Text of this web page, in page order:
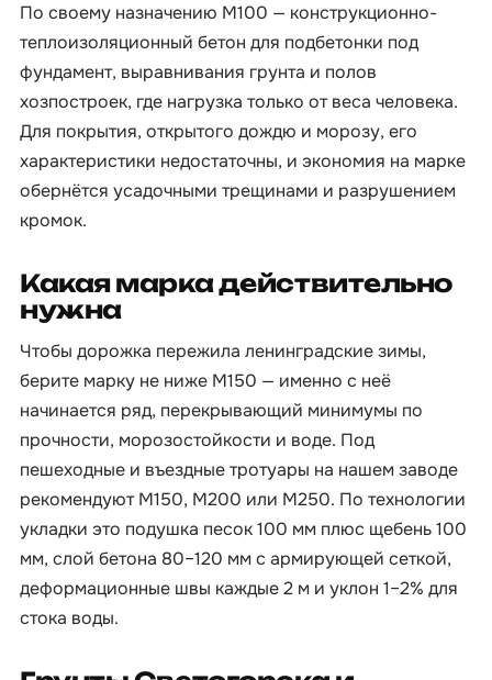
По своему назначению М100 — конструкционно-
теплоизоляционный бетон для подбетонки под
фундамент, выравнивания грунта и полов
хозпостроек, где нагрузка только от веса человека.
Для покрытия, открытого дождю и морозу, его
характеристики недостаточны, и экономия на марке
обернётся усадочными трещинами и разрушением
кромок.
Какая марка действительно
нужна
Чтобы дорожка пережила ленинградские зимы,
берите марку не ниже М150 — именно с неё
начинается ряд, перекрывающий минимумы по
прочности, морозостойкости и воде. Под
пешеходные и въездные тротуары на нашем заводе
рекомендуют М150, М200 или М250. По технологии
укладки это подушка песок 100 мм плюс щебень 100
мм, слой бетона 80–120 мм с армирующей сеткой,
деформационные швы каждые 2 м и уклон 1–2% для
стока воды.